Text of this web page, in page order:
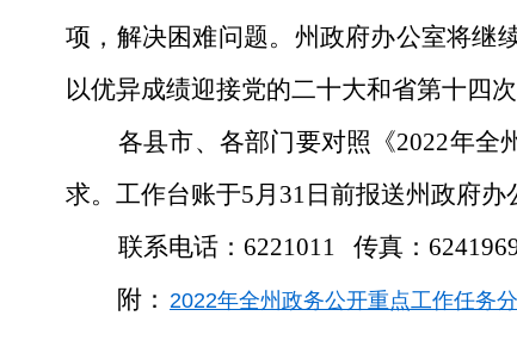
项，解决困难问题。州政府办公室将继
以优异成绩迎接党的二十大和省第十四
各县市、各部门要对照《2022年
求。工作台账于5月31日前报送州政府办
联系电话：6221011 传真：
附： 2022年全州政务公开重点工作任务